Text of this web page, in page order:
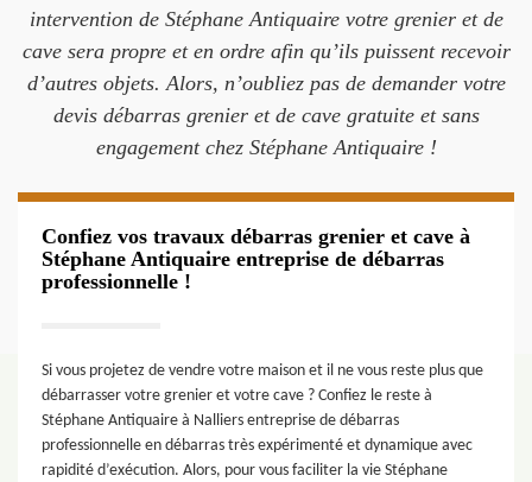
intervention de Stéphane Antiquaire votre grenier et de
cave sera propre et en ordre afin qu’ils puissent recevoir
d’autres objets. Alors, n’oubliez pas de demander votre
devis débarras grenier et de cave gratuite et sans
engagement chez Stéphane Antiquaire !
Confiez vos travaux débarras grenier et cave à
Stéphane Antiquaire entreprise de débarras
professionnelle !
Si vous projetez de vendre votre maison et il ne vous reste plus que
débarrasser votre grenier et votre cave ? Confiez le reste à
Stéphane Antiquaire à Nalliers entreprise de débarras
professionnelle en débarras très expérimenté et dynamique avec
rapidité d’exécution. Alors, pour vous faciliter la vie Stéphane